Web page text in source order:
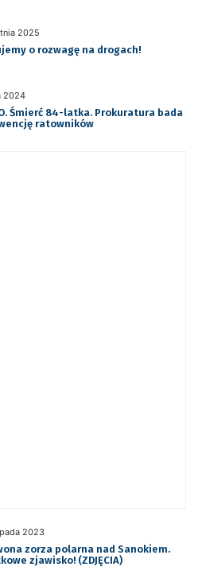
2025
o rozwagę na drogach!
2024
Śmierć 84-latka. Prokuratura bada
ratowników
2023
zorza polarna nad Sanokiem.
zjawisko! (ZDJĘCIA)